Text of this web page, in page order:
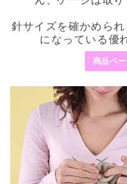
針サイズを確かめら
になっている優
商品ペ